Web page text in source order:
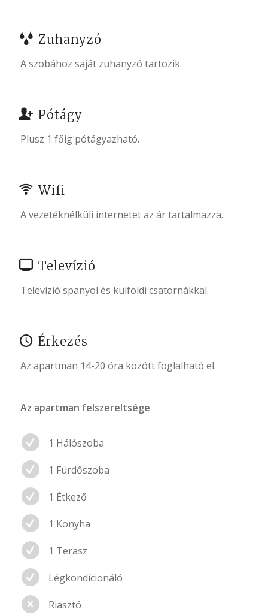
Zuhanyzó
A szobához saját zuhanyzó tartozik.
Pótágy
Plusz 1 főig pótágyazható.
Wifi
A vezetéknélküli internetet az ár tartalmazza.
Televízió
Televízió spanyol és külföldi csatornákkal.
Érkezés
Az apartman 14-20 óra között foglalható el.
Az apartman felszereltsége
1 Hálószoba
1 Fürdőszoba
1 Étkező
1 Konyha
1 Terasz
Légkondícionáló
Riasztó